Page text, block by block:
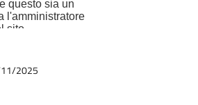
11/2025